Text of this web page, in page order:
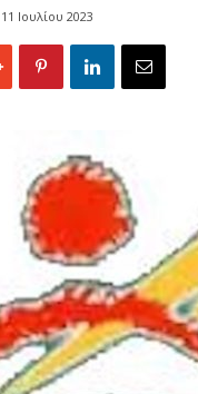
11 Ιουλίου 2023